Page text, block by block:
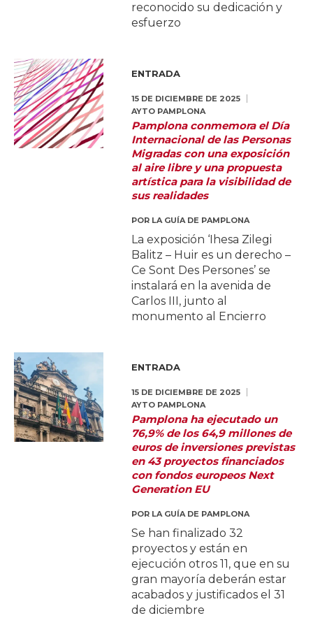
reconocido su dedicación y
esfuerzo
ENTRADA
15 DE DICIEMBRE DE 2025
AYTO PAMPLONA
Pamplona conmemora el Día
Internacional de las Personas
Migradas con una exposición
al aire libre y una propuesta
artística para la visibilidad de
sus realidades
POR LA GUÍA DE PAMPLONA
La exposición ‘Ihesa Zilegi
Balitz – Huir es un derecho –
Ce Sont Des Persones’ se
instalará en la avenida de
Carlos III, junto al
monumento al Encierro
ENTRADA
15 DE DICIEMBRE DE 2025
AYTO PAMPLONA
Pamplona ha ejecutado un
76,9% de los 64,9 millones de
euros de inversiones previstas
en 43 proyectos financiados
con fondos europeos Next
Generation EU
POR LA GUÍA DE PAMPLONA
Se han finalizado 32
proyectos y están en
ejecución otros 11, que en su
gran mayoría deberán estar
acabados y justificados el 31
de diciembre